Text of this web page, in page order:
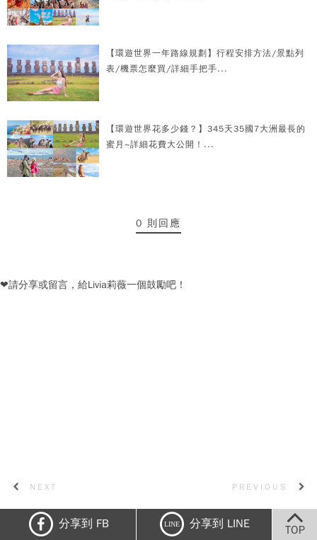
【環遊世界一年路線規劃】行程安排方法/景點列
表/機票怎麼買/詳細手把手...
【環遊世界花多少錢？】345天35國7大洲最長的
蜜月~詳細花費大公開！...
0 則回應
❤請分享或留言，給Livia莉薇一個鼓勵吧！
NEXT PREVIOUS
分享到 FB LINE 分享到 LINE TOP